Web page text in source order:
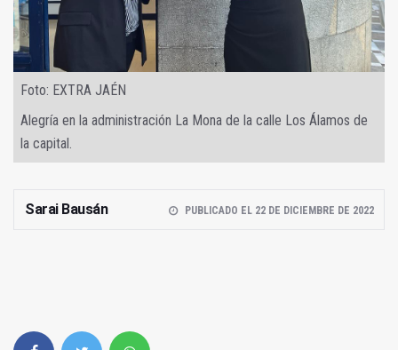
Foto: EXTRA JAÉN
Alegría en la administración La Mona de la calle Los Álamos de
la capital.
Sarai Bausán PUBLICADO EL 22 DE DICIEMBRE DE 2022